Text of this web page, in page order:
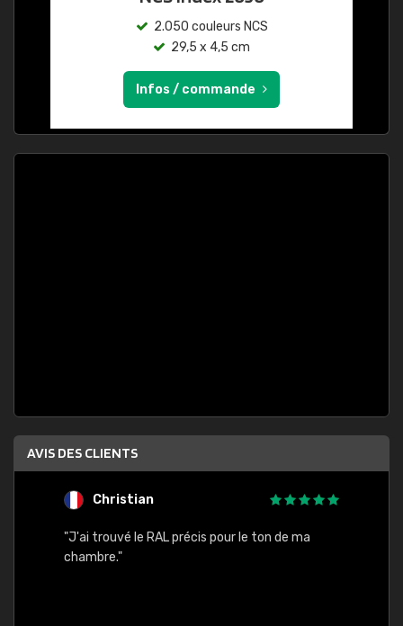
2.050 couleurs NCS
29,5 x 4,5 cm
Infos / commande
AVIS DES CLIENTS
Christian
"J'ai trouvé le RAL précis pour le ton de ma
chambre."